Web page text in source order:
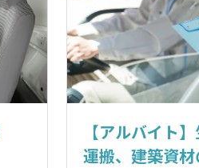
【アルバイト
運搬、建築資